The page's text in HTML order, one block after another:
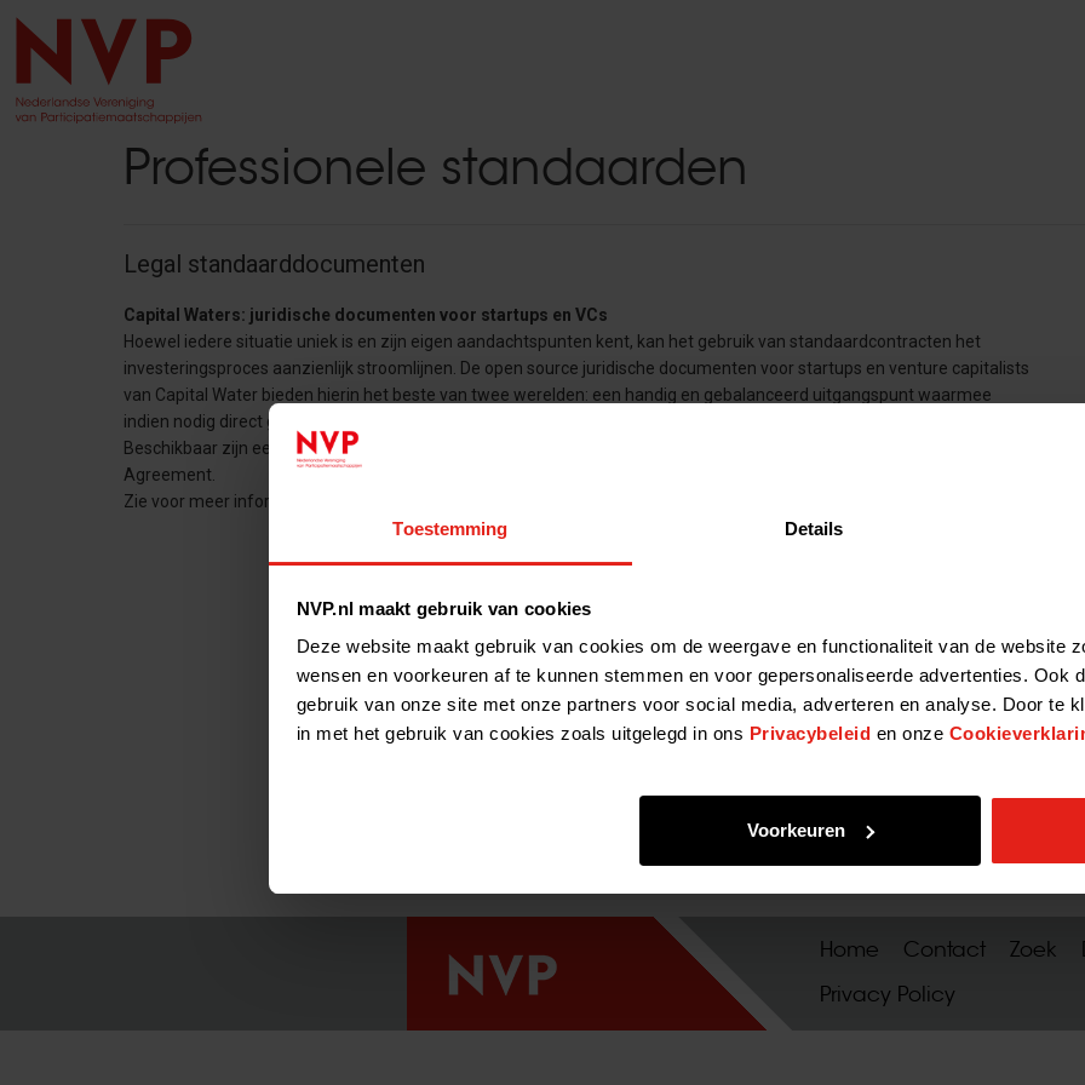
Toestemming Details
NVP.nl maakt gebruik van cookies
Deze website maakt gebruik van cookies om de weergave en functionaliteit van de website
wensen en voorkeuren af te kunnen stemmen en voor gepersonaliseerde advertenties. Ook
gebruik van onze site met onze partners voor social media, adverteren en analyse. Door te
in met het gebruik van cookies zoals uitgelegd in ons Privacybeleid en onze
Voorkeuren
Professionele standaarden
Legal standaarddocumenten
Capital Waters: juridische documenten voor startups en VCs
Hoewel iedere situatie uniek is en zijn eigen aandachtspunten kent, kan het gebruik van standaardcontracten het
investeringsproces aanzienlijk stroomlijnen. De open source juridische documenten voor startups en venture capitalists
van Capital Water bieden hierin het beste van twee werelden: een handig en gebalanceerd uitgangspunt waarmee
indien nodig direct gewerkt kan worden, maar tegelijkertijd alle gewenste flexibiliteit door de open source insteek.
Beschikbaar zijn een o.a. een Convertible Loan Agreement, Term Sheet, Subscription Agreement en Shareholder
Agreement.
Zie voor meer informatie:
Home Contact Zoek
Privacy Policy